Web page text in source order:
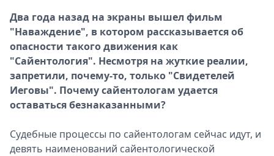
Два года назад на экраны вышел фильм
"Наваждение", в котором рассказывается об
опасности такого движения как
"Сайентология". Несмотря на жуткие реалии,
запретили, почему-то, только "Свидетелей
Иеговы". Почему сайентологам удается
оставаться безнаказанными?
Судебные процессы по сайентологам сейчас идут, и
девять наименований сайентологической